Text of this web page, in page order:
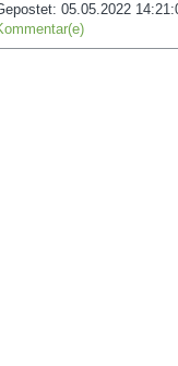
05.05.2022